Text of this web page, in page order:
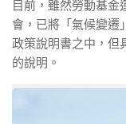
目前，雖然勞動基金
會，已將「氣候變遷
政策說明書之中，但
的說明。